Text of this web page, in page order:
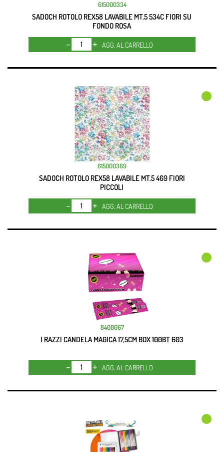
615000334
SADOCH ROTOLO REX58 LAVABILE MT.5 534C FIORI SU
FONDO ROSA
Quantità
AGG. AL CARRELLO
615000369
SADOCH ROTOLO REX58 LAVABILE MT.5 469 FIORI
PICCOLI
Quantità
AGG. AL CARRELLO
8400067
I RAZZI CANDELA MAGICA 17,5CM BOX 100BT 603
Quantità
AGG. AL CARRELLO